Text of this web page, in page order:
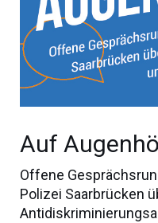
Auf
Offene
Polizei Saarbrücken